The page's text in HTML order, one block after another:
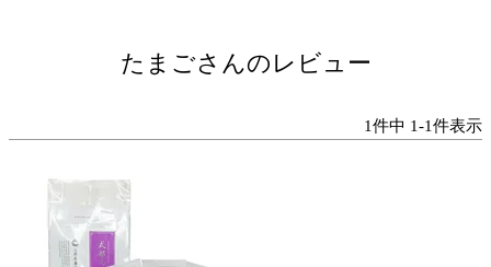
たまごさんのレビュー
1件中 1-1件表示